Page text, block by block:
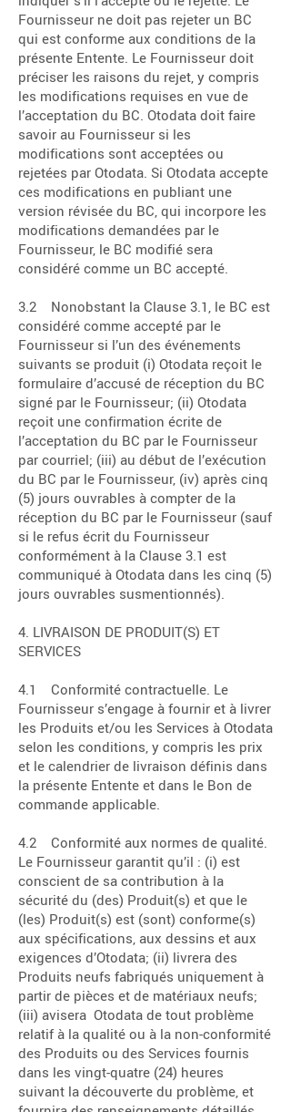
Fournisseur ne doit pas rejeter un BC
qui est conforme aux conditions de la
présente Entente. Le Fournisseur doit
préciser les raisons du rejet, y compris
les modifications requises en vue de
l’acceptation du BC. Otodata doit faire
savoir au Fournisseur si les
modifications sont acceptées ou
rejetées par Otodata. Si Otodata accepte
ces modifications en publiant une
version révisée du BC, qui incorpore les
modifications demandées par le
Fournisseur, le BC modifié sera
considéré comme un BC accepté.
3.2 Nonobstant la Clause 3.1, le BC est
considéré comme accepté par le
Fournisseur si l’un des événements
suivants se produit (i) Otodata reçoit le
formulaire d’accusé de réception du BC
signé par le Fournisseur; (ii) Otodata
reçoit une confirmation écrite de
l’acceptation du BC par le Fournisseur
par courriel; (iii) au début de l’exécution
du BC par le Fournisseur, (iv) après cinq
(5) jours ouvrables à compter de la
réception du BC par le Fournisseur (sauf
si le refus écrit du Fournisseur
conformément à la Clause 3.1 est
communiqué à Otodata dans les cinq (5)
jours ouvrables susmentionnés).
4. LIVRAISON DE PRODUIT(S) ET
SERVICES
4.1 Conformité contractuelle. Le
Fournisseur s’engage à fournir et à livrer
les Produits et/ou les Services à Otodata
selon les conditions, y compris les prix
et le calendrier de livraison définis dans
la présente Entente et dans le Bon de
commande applicable.
4.2 Conformité aux normes de qualité.
Le Fournisseur garantit qu’il : (i) est
conscient de sa contribution à la
sécurité du (des) Produit(s) et que le
(les) Produit(s) est (sont) conforme(s)
aux spécifications, aux dessins et aux
exigences d’Otodata; (ii) livrera des
Produits neufs fabriqués uniquement à
partir de pièces et de matériaux neufs;
(iii) avisera Otodata de tout problème
relatif à la qualité ou à la non-conformité
des Produits ou des Services fournis
dans les vingt-quatre (24) heures
suivant la découverte du problème, et